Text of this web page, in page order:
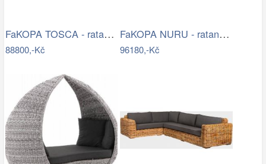
FaKOPA TOSCA - ratanová sestava Amy Mdum
88800,-Kč
FaKOPA NURU - ratanová sestava Marina…
96180,-Kč